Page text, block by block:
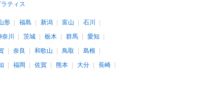
ラティス
形 福島 新潟 富山
石川
奈川 茨城 栃木 群馬
愛知
奈良 和歌山 鳥取
島根
福岡 佐賀 熊本 大分
長崎